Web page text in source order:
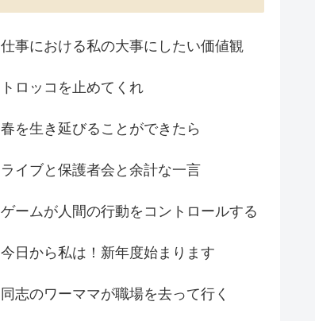
仕事における私の大事にしたい価値観
トロッコを止めてくれ
春を生き延びることができたら
ライブと保護者会と余計な一言
ゲームが人間の行動をコントロールする
今日から私は！新年度始まります
同志のワーママが職場を去って行く